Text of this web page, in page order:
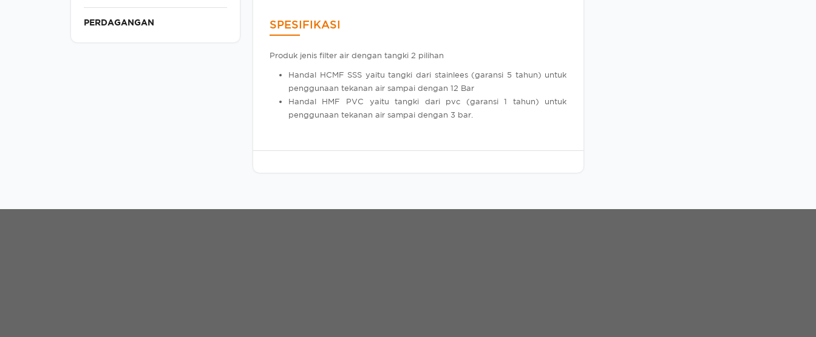
PERDAGANGAN SPESIFIKASI
Produk jenis filter air dengan tangki 2 pilihan
Handal HCMF SSS yaitu tangki dari stainlees (garansi 5 tahun) untuk
penggunaan tekanan air sampai dengan 12 Bar
Handal HMF PVC yaitu tangki dari pvc (garansi 1 tahun) untuk
penggunaan tekanan air sampai dengan 3 bar.